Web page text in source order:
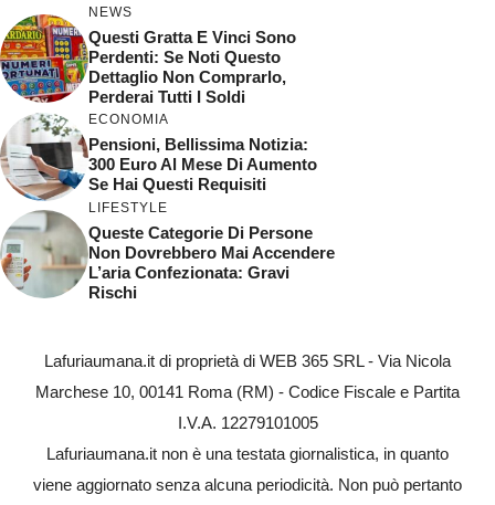
NEWS
Questi Gratta E Vinci Sono
Perdenti: Se Noti Questo
Dettaglio Non Comprarlo,
Perderai Tutti I Soldi
ECONOMIA
Pensioni, Bellissima Notizia:
300 Euro Al Mese Di Aumento
Se Hai Questi Requisiti
LIFESTYLE
Queste Categorie Di Persone
Non Dovrebbero Mai Accendere
L’aria Confezionata: Gravi
Rischi
Lafuriaumana.it di proprietà di WEB 365 SRL - Via Nicola
Marchese 10, 00141 Roma (RM) - Codice Fiscale e Partita
I.V.A. 12279101005
Lafuriaumana.it non è una testata giornalistica, in quanto
viene aggiornato senza alcuna periodicità. Non può pertanto